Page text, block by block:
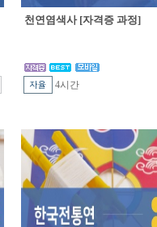
천연염색사 [자격증 과정]
4시간